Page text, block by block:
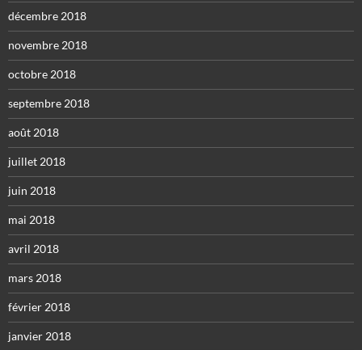
décembre 2018
novembre 2018
octobre 2018
septembre 2018
août 2018
juillet 2018
juin 2018
mai 2018
avril 2018
mars 2018
février 2018
janvier 2018